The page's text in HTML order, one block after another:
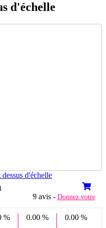
d'échelle
d'échelle
9 avis - Donnez votre
% 0.00 % 0.00 %